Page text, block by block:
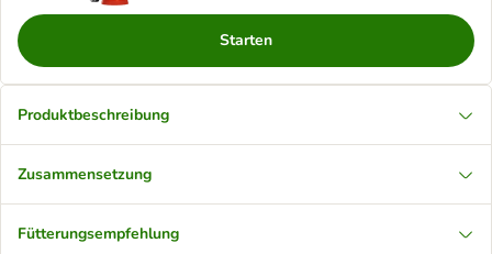
Starten
Produktbeschreibung
Zusammensetzung
Fütterungsempfehlung